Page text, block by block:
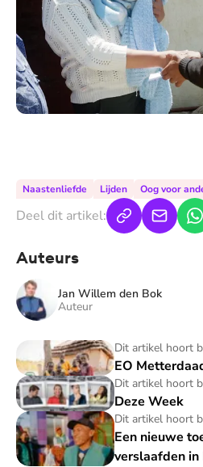
Naastenliefde Lijden Oog voor
Deel dit artikel:
Auteurs
Jan Willem den Bok
Auteur
Dit artikel hoort
EO
EO Metterdaad
Dit artikel hoort
Deze Week
Deze Week
Dit artikel hoort
Een nieuwe
verslaafden in
Een nieuwe toekomst voor